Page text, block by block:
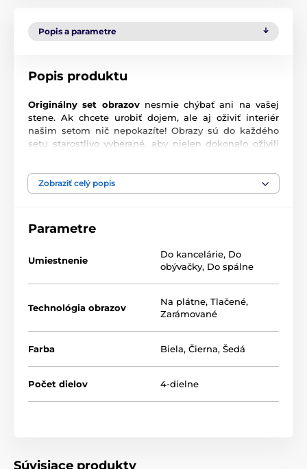
Popis a parametre
Popis produktu
Originálny set obrazov nesmie chýbať ani na vašej
stene. Ak chcete urobiť dojem, ale aj oživiť interiér
našim setom nič nepokazíte! Obrazy sú do každého
setu starostlivo vyberané, aby nielen dokonalo oživili
na vás, tak neváhajte a vytvorte si aj vy zo steny
galériu plnú jedinečných motívov.
Zobraziť celý popis
Parametre
Umiestnenie
Do kancelárie, Do
obývačky, Do spálne
Technológia obrazov
Na plátne, Tlačené,
Zarámované
Farba Biela, Čierna, Šedá
Počet dielov 4-dielne
Súvisiace produkty